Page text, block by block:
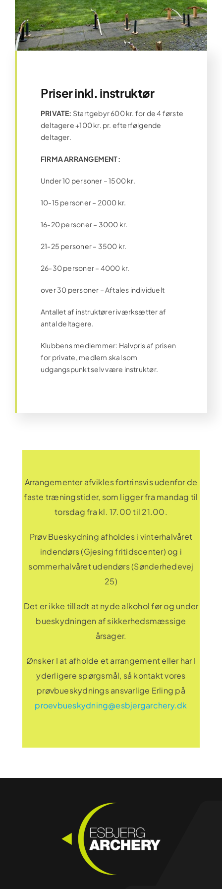
Priser inkl. instruktør
PRIVATE: Startgebyr 600 kr. for de 4 første
deltagere +100 kr. pr. efterfølgende
deltager.
FIRMA ARRANGEMENT:
Under 10 personer – 1500 kr.
10-15 personer – 2000 kr.
16-20 personer – 3000 kr.
21-25 personer – 3500 kr.
26-30 personer – 4000 kr.
over 30 personer – Aftales individuelt
Antallet af instruktører iværksætter af
antal deltagere.
Klubbens medlemmer: Halvpris af prisen
for private, medlem skal som
udgangspunkt selv være instruktør.
Arrangementer afvikles fortrinsvis udenfor de
faste træningstider, som ligger fra mandag til
torsdag fra kl. 17.00 til 21.00.
Prøv Bueskydning afholdes i vinterhalvåret
indendørs (Gjesing fritidscenter) og i
sommerhalvåret udendørs (Sønderhedevej
25)
Det er ikke tilladt at nyde alkohol før og under
bueskydningen af sikkerhedsmæssige
årsager.
Ønsker I at afholde et arrangement eller har I
yderligere spørgsmål, så kontakt vores
prøvbueskydnings ansvarlige Erling på
proevbueskydning@esbjergarchery.dk